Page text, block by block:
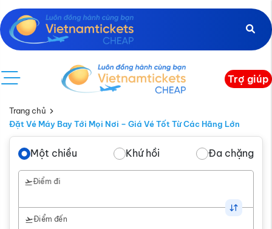
Trợ giúp
Trang chủ
Đặt Vé Máy Bay Tới Mọi Nơi – Giá Vé Tốt Từ Các Hãng Lớn
Một chiều Khứ hồi Đa chặng
Điểm đi
Điểm đến